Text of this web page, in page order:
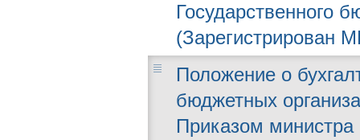
Государственного
(Зарегистрирован
Положение о
бюджетных
Приказом министра